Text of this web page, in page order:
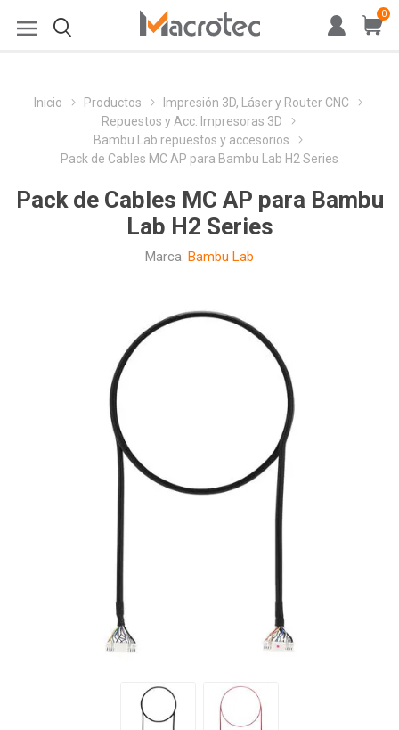
0
Inicio Productos
Impresión 3D, Láser y Router CNC
Repuestos y Acc. Impresoras 3D
Bambu Lab repuestos y accesorios
Pack de Cables MC AP para Bambu Lab H2 Series
Pack de Cables MC AP para Bambu
Lab H2 Series
Marca: Bambu Lab